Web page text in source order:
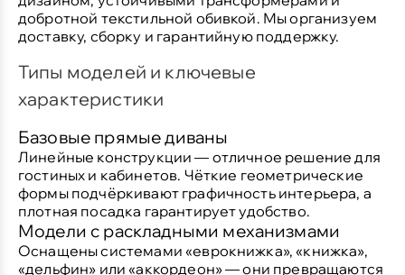
добротной текстильной обивкой. Мы организуем
доставку, сборку и гарантийную поддержку.
Типы моделей и ключевые
характеристики
Базовые прямые диваны
Линейные конструкции — отличное решение для
гостиных и кабинетов. Чёткие геометрические
формы подчёркивают графичность интерьера, а
плотная посадка гарантирует удобство.
Модели с раскладными механизмами
Оснащены системами «еврокнижка», «книжка»,
«дельфин» или «аккордеон» — они превращаются